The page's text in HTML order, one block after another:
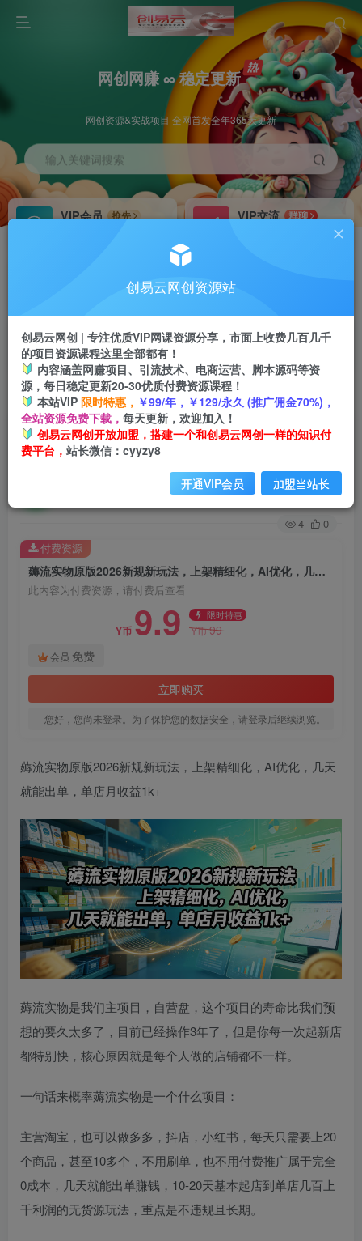
网创网赚 ∞ 稳定更新
网创资源&实战项目 全网首发全年365天更新
输入关键词搜索
VIP会员
抢先
VIP交流
群聊
研究探讨更多创业项目路子。
会员专属推广链接
挂机 项目
脚本卡密
APP下载
GO
首页 创业课程 会员免费 正文
薅流实物原版2026新规新玩法，上架精细化，AI
优化，几天就能出单，单店月收益1k+
关注
4 0
薅流实物原版2026新规新玩法，上架精细化，AI优化，几天就能出单，单店月收益1k+
此内容为付费资源，请付费后查看
Y币 9.9 限时特惠
Y币99
会员 免费
立即购买
您好，您尚未登录。为了保护您的数据安全，请登录后继续浏览。
付费资源
薅流实物原版2026新规新玩法，上架精细化，AI优化，几天
就能出单，单店月收益1k+
薅流实物是我们主项目，自营盘，这个项目的寿命比我们预
想的要久太多了，目前已经操作3年了，但是你每一次起新店
都特别快，核心原因就是每个人做的店铺都不一样。
一句话来概率薅流实物是一个什么项目：
主营淘宝，也可以做多多，抖店，小红书，每天只需要上20
个商品，甚至10多个，不用刷单，也不用付费推广属于完全
0成本，几天就能出单賺钱，10-20天基本起店到单店几百上
千利润的无货源玩法，重点是不违规且长期。
创易云网创资源站
创易云网创 | 专注优质VIP网课资源分享，市面上收费几百几千
的项目资源课程这里全部都有！
内容涵盖网赚项目、引流技术、电商运营、脚本源码等资
源，每日稳定更新20-30优质付费资源课程！
本站VIP 限时特惠， ￥99/年，￥129/永久 (推广佣金70%)，
全站资源免费下载， 每天更新，欢迎加入！
创易云网创开放加盟，搭建一个和创易云网创一样的知识付
费平台， 站长微信：cyyzy8
开通VIP会员 加盟当站长